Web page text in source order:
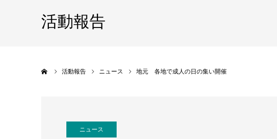
活動報告
活動報告 ニュース 地元 各地で成人の日の集い開催
ニュース